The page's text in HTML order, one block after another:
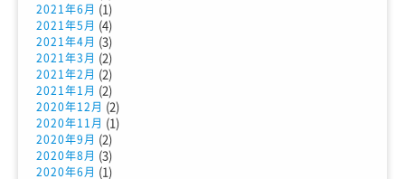
2021年6月 (1)
2021年5月 (4)
2021年4月 (3)
2021年3月 (2)
2021年2月 (2)
2021年1月 (2)
2020年12月 (2)
2020年11月 (1)
2020年9月 (2)
2020年8月 (3)
2020年6月 (1)